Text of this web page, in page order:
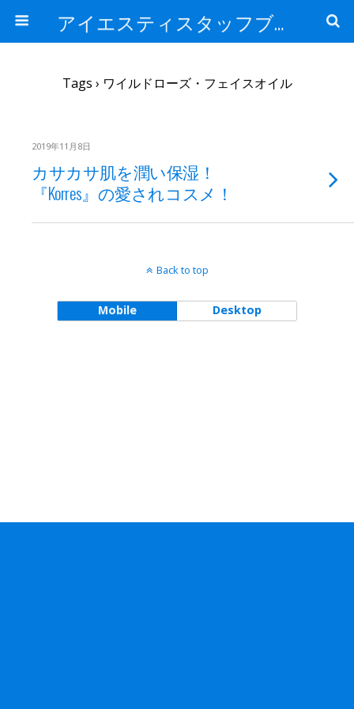
アイエスティスタッフブログ
Tags › ワイルドローズ・フェイスオイル
2019年11月8日
カサカサ肌を潤い保湿！
『Korres』の愛されコスメ！
Back to top
Mobile Desktop